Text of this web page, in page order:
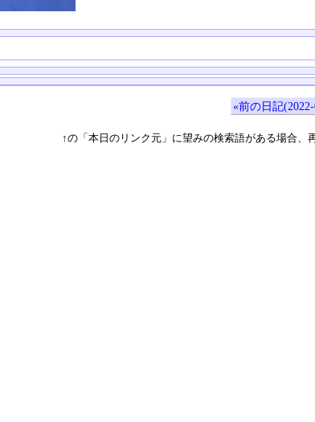
«前の日記
↑の「本日のリンク元」に望みの検索語がある場合、